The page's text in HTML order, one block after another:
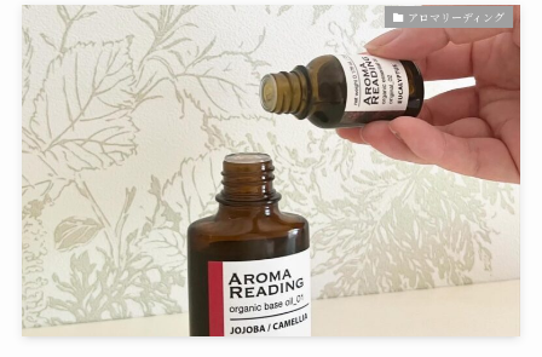
アロマリーディング